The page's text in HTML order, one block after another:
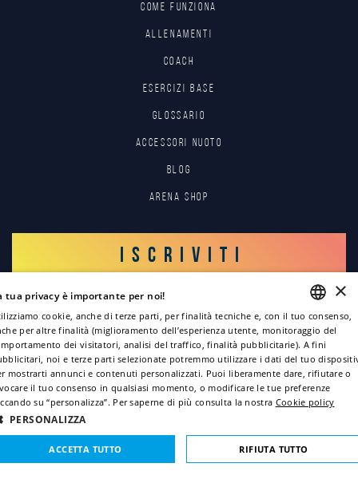
Come funziona
Allenamenti
Coach
Esercizi base
Glossario
Accessori nuoto
Blog
Arena Shop
ISCRIVITI
ACCEDI
Informativa sulla privacy
ENGLISH
ITALIAN
FRENCH
×
tua privacy è importante per noi!
cookie, anche di terze parti, per finalità tecniche e, con il tuo consenso,
per altre finalità (miglioramento dell’esperienza utente, monitoraggio del
dei visitatori, analisi del traffico, finalità pubblicitarie). A fini
noi e terze parti selezionate potremmo utilizzare i dati del tuo
mostrarti annunci e contenuti personalizzati. Puoi liberamente dare, rifiutare o
il tuo consenso in qualsiasi momento, o modificare le tue preferenze
su “personalizza”. Per saperne di più consulta la nostra Cookie policy
PERSONALIZZA
ACCETTA TUTTO RIFIUTA TUTTO